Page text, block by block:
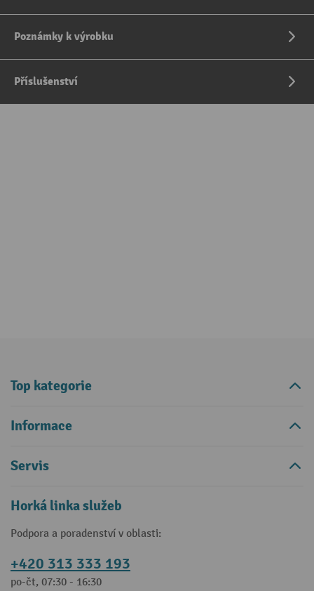
Poznámky k výrobku
Příslušenství
Top kategorie
Informace
Servis
Horká linka služeb
Podpora a poradenství v oblasti:
+420 313 333 193
po-čt, 07:30 - 16:30